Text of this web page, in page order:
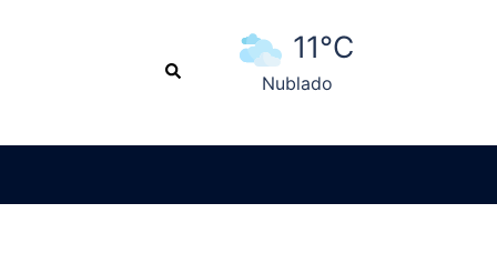
Search
11°C
Nublado